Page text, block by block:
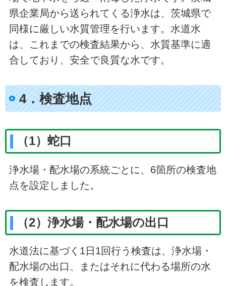
県企業局から送られてくる浄水は、茨城県で
同様に厳しい水質管理を行います。水道水
は、これまでの検査結果から、水質基準に適
合しており、安全で良質な水です。
4．検査地点
（1）蛇口
浄水場・配水場の系統ごとに、6箇所の検査地
点を設定しました。
（2）浄水場・配水場の出口
水道法に基づく1日1回行う検査は、浄水場・
配水場の出口、またはそれに代わる場所の水
を検査します。